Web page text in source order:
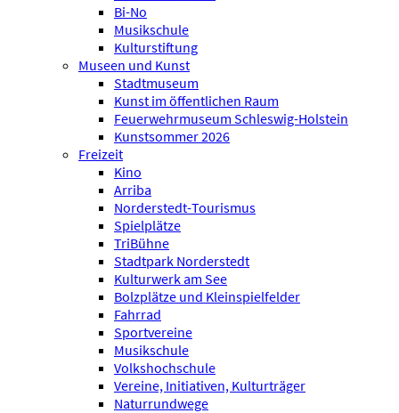
Bi-No
Musikschule
Kulturstiftung
Museen und Kunst
Stadtmuseum
Kunst im öffentlichen Raum
Feuerwehrmuseum Schleswig-Holstein
Kunstsommer 2026
Freizeit
Kino
Arriba
Norderstedt-Tourismus
Spielplätze
TriBühne
Stadtpark Norderstedt
Kulturwerk am See
Bolzplätze und Kleinspielfelder
Fahrrad
Sportvereine
Musikschule
Volkshochschule
Vereine, Initiativen, Kulturträger
Naturrundwege